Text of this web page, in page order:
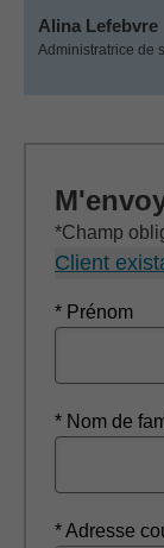
Alina Lefebvre
Administratrice de
*Champ
Client
* Prénom
* Nom de
* Adresse